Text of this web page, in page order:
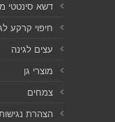
דשא סינטטי
חיפוי קרקע
עצים לגינה
מוצרי גן
צמחים
הצהרת